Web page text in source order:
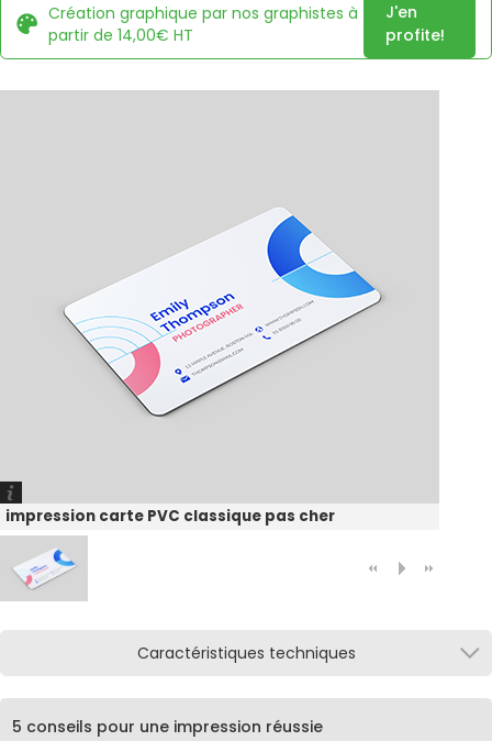
Création graphique par nos graphistes à
partir de 14,00€ HT
J'en
profite!
impression carte PVC classique pas cher
Caractéristiques techniques
5 conseils pour une impression réussie